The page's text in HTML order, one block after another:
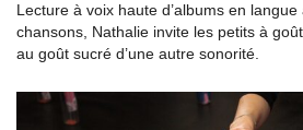
Lecture à voix haute d’albums en
chansons, Nathalie invite les petits à
au goût sucré d’une autre sonorité.